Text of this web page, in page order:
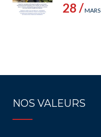
28 /MARS
NOS VALEURS